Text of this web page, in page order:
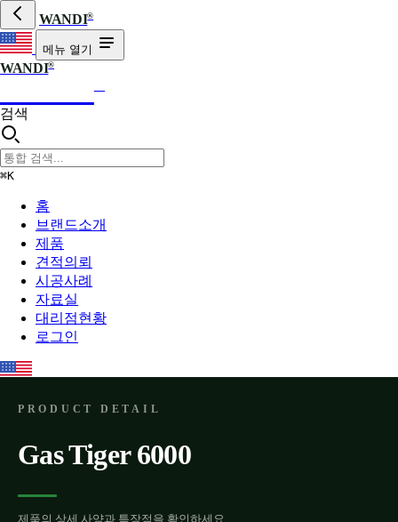
WANDI®
메뉴 열기
WANDI®
WANDI
검색
⌘K
홈
브랜드소개
제품
견적의뢰
시공사례
자료실
대리점현황
로그인
PRODUCT DETAIL
Gas Tiger 6000
제품의 상세 사양과 특장점을 확인하세요.